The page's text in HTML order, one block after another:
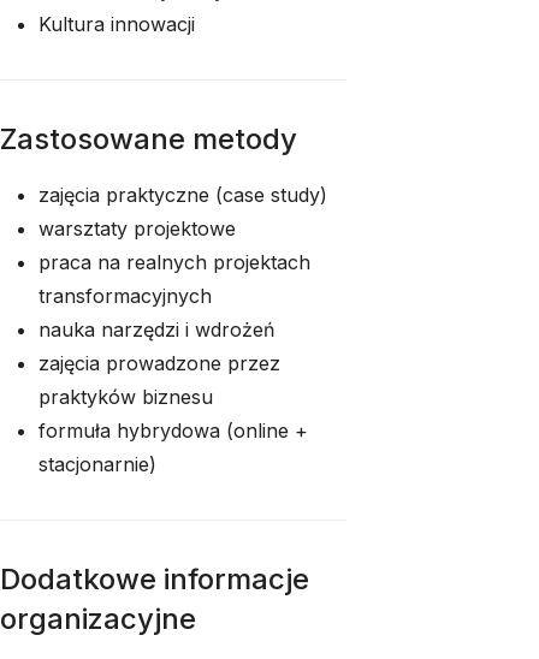
Kultura innowacji
Zastosowane metody
zajęcia praktyczne (case study)
warsztaty projektowe
praca na realnych projektach
transformacyjnych
nauka narzędzi i wdrożeń
zajęcia prowadzone przez
praktyków biznesu
formuła hybrydowa (online +
stacjonarnie)
Dodatkowe informacje
organizacyjne